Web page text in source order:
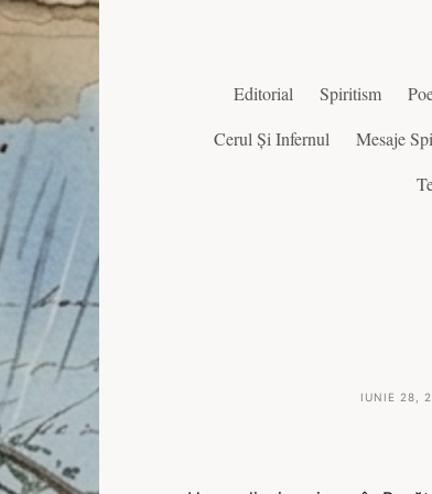
Editorial Spiritism
Cerul Și Infernul
Mesaje
IUNIE 28,